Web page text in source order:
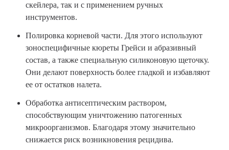
скейлера, так и с применением ручных
инструментов.
Полировка корневой части. Для этого используют
зоноспецифичные кюреты Грейси и абразивный
состав, а также специальную силиконовую щеточку.
Они делают поверхность более гладкой и избавляют
ее от остатков налета.
Обработка антисептическим раствором,
способствующим уничтожению патогенных
микроорганизмов. Благодаря этому значительно
снижается риск возникновения рецидива.